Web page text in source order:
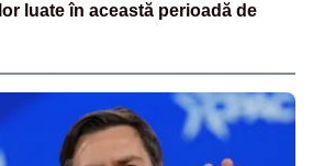
luate în această perioadă de